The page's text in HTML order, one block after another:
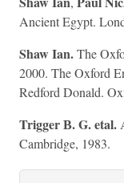
Ancient Egypt.
Shaw Ian.The
2000. The Oxford
Redford Donald.
Trigger В. G. etal.
Cambridge, 1983.